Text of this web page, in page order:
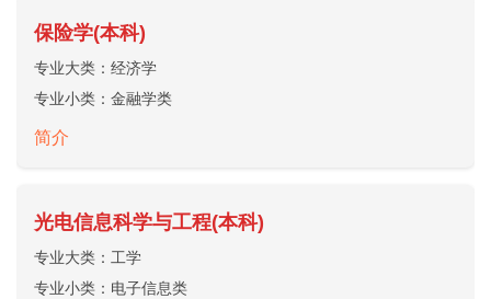
保险学(本科)
专业大类： 经济学
专业小类： 金融学类
简介
光电信息科学与工程(本科)
专业大类： 工学
专业小类： 电子信息类